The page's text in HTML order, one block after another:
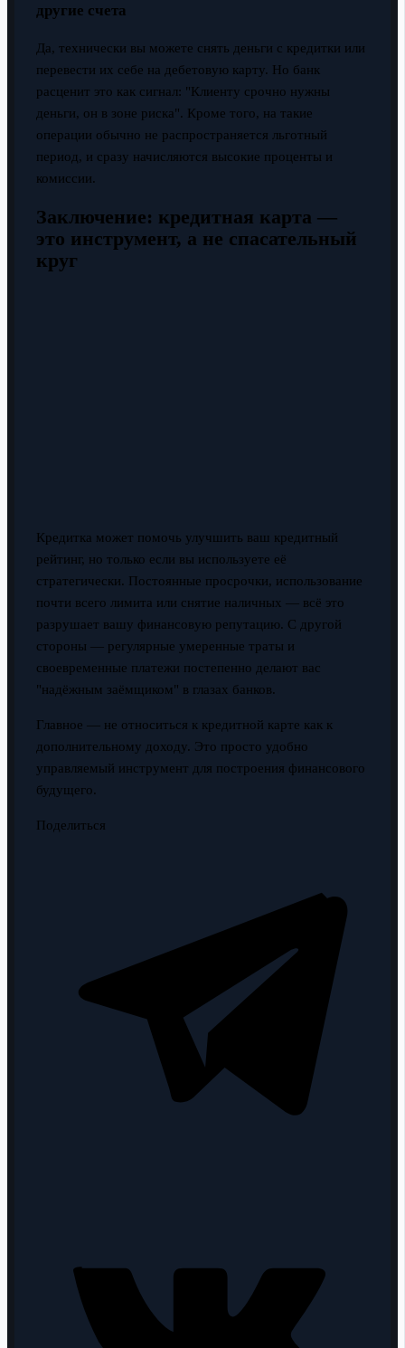
другие счета
Да, технически вы можете снять деньги с кредитки или
перевести их себе на дебетовую карту. Но банк
расценит это как сигнал: "Клиенту срочно нужны
деньги, он в зоне риска". Кроме того, на такие
операции обычно не распространяется льготный
период, и сразу начисляются высокие проценты и
комиссии.
Заключение: кредитная карта —
это инструмент, а не спасательный
круг
Кредитка может помочь улучшить ваш кредитный
рейтинг, но только если вы используете её
стратегически. Постоянные просрочки, использование
почти всего лимита или снятие наличных — всё это
разрушает вашу финансовую репутацию. С другой
стороны — регулярные умеренные траты и
своевременные платежи постепенно делают вас
"надёжным заёмщиком" в глазах банков.
Главное — не относиться к кредитной карте как к
дополнительному доходу. Это просто удобно
управляемый инструмент для построения финансового
будущего.
Поделиться